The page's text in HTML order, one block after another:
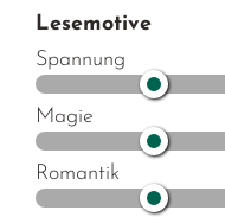
Lesemotive
Spannung
Magie
Romantik